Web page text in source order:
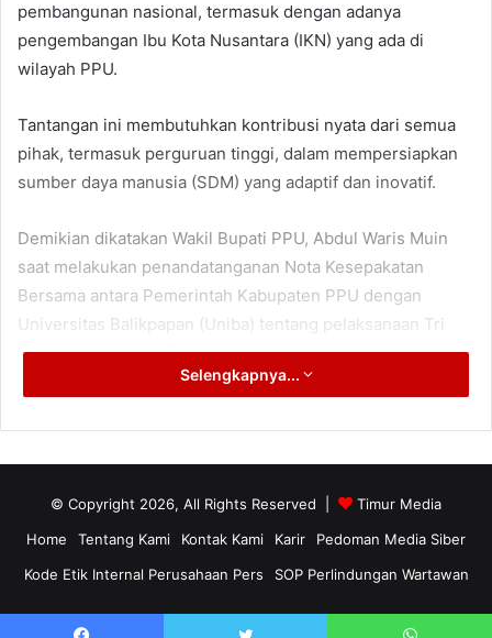
pembangunan nasional, termasuk dengan adanya
pengembangan Ibu Kota Nusantara (IKN) yang ada di
wilayah PPU.
Tantangan ini membutuhkan kontribusi nyata dari semua
pihak, termasuk perguruan tinggi, dalam mempersiapkan
sumber daya manusia (SDM) yang adaptif dan inovatif.
Demikian dikatakan Wakil Bupati PPU, Abdul Waris Muin
saat melakukan penandatanganan Nota Kesepakatan
Bersama antara Pemerintah Kabupaten PPU dengan
Universitas Balikpapan (Uniba) tentang pelaksanaan Tri
Dharma Perguruan Tinggi yang digelar di Kantor Bupati
PPU, Selasa, (29/4/2025).
“Kepada Universitas Balikpapan, kami mengharapkan
kemitraan ini tidak hanya terbatas pada formalitas semata,
tetapi juga dapat segera diwujudkan dalam program-
besarnya bagi masyarakat PPU,” kata Abdul Waris Muin.
Selengkapnya...
© Copyright 2026, All Rights Reserved |
Timur Media
Home
Tentang Kami Kontak Kami Karir
Pedoman Media Siber
Kode Etik Internal Perusahaan Pers
SOP Perlindungan Wartawan